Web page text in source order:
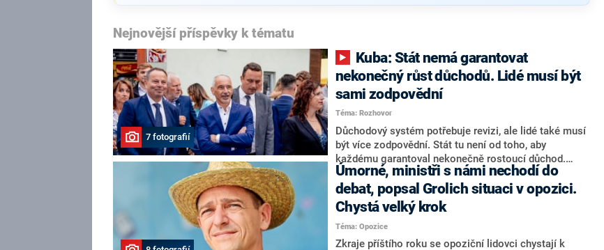
Nejnovější příspěvky k tématu
7 fotografií
nekonečný růst důchodů. Lidé musí být
sami zodpovědní
Téma: Rozhovor
Důchodový systém potřebuje revizi, ale lidé také musí
být více zodpovědní. Stát tu není od toho, aby
každému garantoval nekonečně rostoucí důchod.
Chybí tu nový systém a my ho představíme,řekl
hejtman Jihočeského kraje a předseda hnutí Naše
Česko Martin Kuba v rozhovoru pro CNN Prima NEWS.
V čele státu pak podle něj nemůže být člověk, který by
střetem zájmů omezoval čerpání financí a rozvoj,
dodal. Řešení u Andreje Babiše ale hodnotit nechtěl.
Úmorné, ministři s námi nechodí do
debat, popsal Grolich situaci v opozici.
Chystá velký krok
Téma: Opozice
Zkraje příštího roku se opoziční lidovci chystají k